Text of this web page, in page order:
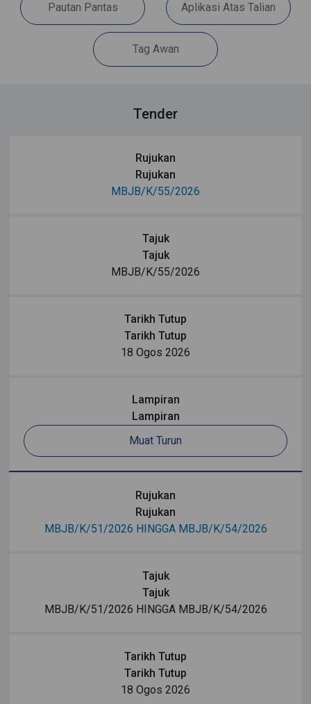
Pautan Pantas Aplikasi Atas Talian
Tag Awan
Tender
Rujukan
Rujukan
MBJB/K/55/2026
Tajuk
Tajuk
MBJB/K/55/2026
Tarikh Tutup
Tarikh Tutup
18 Ogos 2026
Lampiran
Lampiran
Muat Turun
Rujukan
Rujukan
MBJB/K/51/2026 HINGGA MBJB/K/54/2026
Tajuk
Tajuk
MBJB/K/51/2026 HINGGA MBJB/K/54/2026
Tarikh Tutup
Tarikh Tutup
18 Ogos 2026